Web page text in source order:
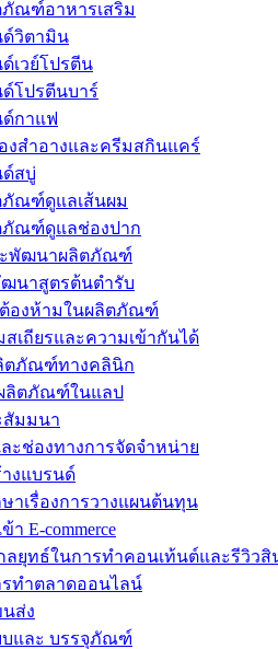
ณฑ์อาหารเสริม
ด์วิตามิน
เวย์โปรตีน
โปรตีนบาร์
ด์กาแฟ
งสำอางและครีมสกินแคร์
ด์สบู่
ภัณฑ์ดูแลเส้นผม
ภัณฑ์ดูแลช่องปาก
ะพัฒนาผลิตภัณฑ์
นาสูตรต้นตำรับ
ต้องห้ามในผลิตภัณฑ์
เถียรและความเข้ากันได้
ตภัณฑ์ทางคลินิก
ลิตภัณฑ์ในแลป
สัมมนา
ะช่องทางการจัดจำหน่าย
งแบรนด์
าเรื่องการวางแผนต้นทุน
E-commerce
ลยุทธ์ในการทำคอนเท้นต์และรีวิวสิ
ทำตลาดออนไลน์
ส่ง
บและ บรรจุภัณฑ์